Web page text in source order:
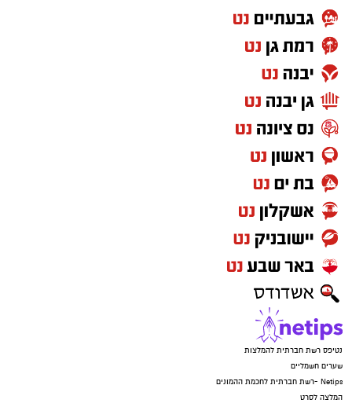
נטיפס רשת חברתית להמלצות
שערים חשמליים
Netips -רשת חברתית לחכמת ההמונים
המלצה לסרט